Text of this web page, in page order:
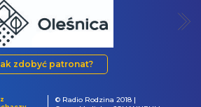
zdobyć patronat?
© Radio Rodzina 2018 |